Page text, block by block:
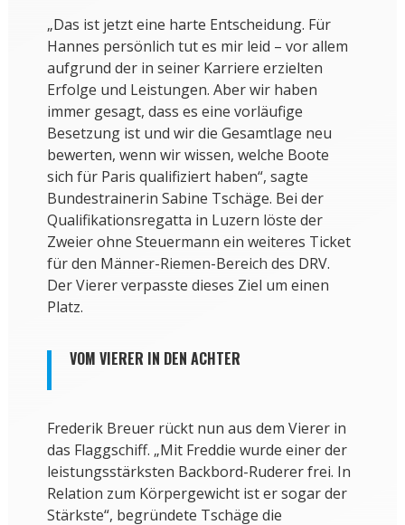
„Das ist jetzt eine harte Entscheidung. Für
Hannes persönlich tut es mir leid – vor allem
aufgrund der in seiner Karriere erzielten
Erfolge und Leistungen. Aber wir haben
immer gesagt, dass es eine vorläufige
Besetzung ist und wir die Gesamtlage neu
bewerten, wenn wir wissen, welche Boote
sich für Paris qualifiziert haben“, sagte
Bundestrainerin Sabine Tschäge. Bei der
Qualifikationsregatta in Luzern löste der
Zweier ohne Steuermann ein weiteres Ticket
für den Männer-Riemen-Bereich des DRV.
Der Vierer verpasste dieses Ziel um einen
Platz.
VOM VIERER IN DEN ACHTER
Frederik Breuer rückt nun aus dem Vierer in
das Flaggschiff. „Mit Freddie wurde einer der
leistungsstärksten Backbord-Ruderer frei. In
Relation zum Körpergewicht ist er sogar der
Stärkste“, begründete Tschäge die